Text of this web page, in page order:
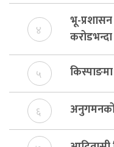
४
भू-
बेरुजु
५
६